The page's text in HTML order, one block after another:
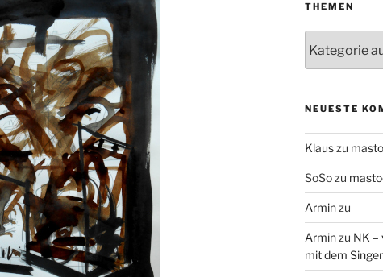
THEMEN
NEUESTE
Klauszu
SoSozu
Arminzu
Arminzu NK –
mit dem